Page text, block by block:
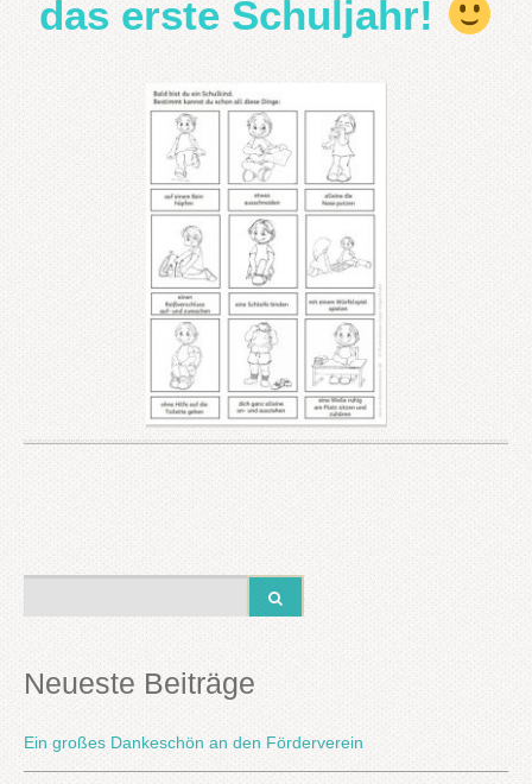
das erste Schuljahr!
Neueste Beiträge
Ein großes Dankeschön an den Förderverein